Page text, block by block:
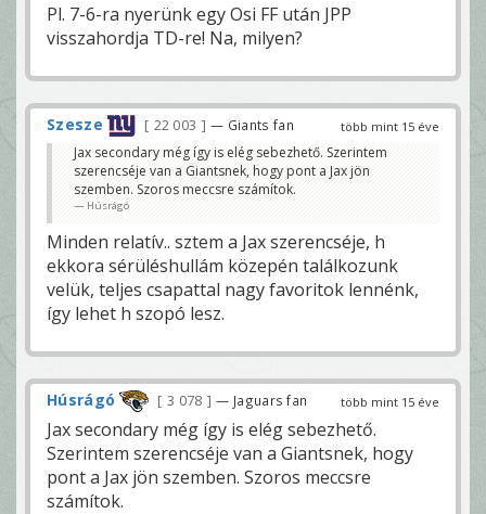
Pl. 7-6-ra nyerünk egy Osi FF után JPP
visszahordja TD-re! Na, milyen?
több mint 15 éve
Szesze 22 003 — Giants fan
Jax secondary még így is elég sebezhető. Szerintem
szerencséje van a Giantsnek, hogy pont a Jax jön
szemben. Szoros meccsre számítok.
Húsrágó
Minden relatív.. sztem a Jax szerencséje, h
ekkora sérüléshullám közepén találkozunk
velük, teljes csapattal nagy favoritok lennénk,
így lehet h szopó lesz.
több mint 15 éve
Húsrágó 3 078 — Jaguars fan
Jax secondary még így is elég sebezhető.
Szerintem szerencséje van a Giantsnek, hogy
pont a Jax jön szemben. Szoros meccsre
számítok.